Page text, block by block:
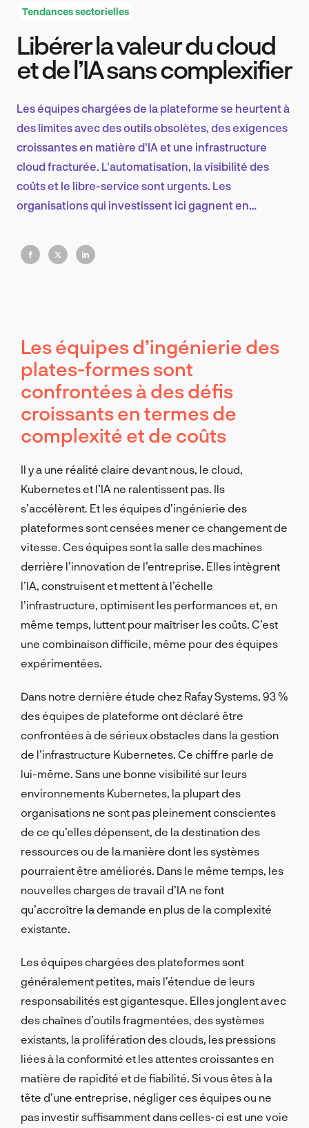
Recherche et conception produit
Tendances sectorielles
EN
Tendances sectorielles
Libérer la valeur du cloud
et de l’IA sans complexifier
Les équipes chargées de la plateforme se heurtent à
des limites avec des outils obsolètes, des exigences
croissantes en matière d'IA et une infrastructure
cloud fracturée. L'automatisation, la visibilité des
coûts et le libre-service sont urgents. Les
organisations qui investissent ici gagnent en
long terme.
Les équipes d’ingénierie des
plates-formes sont
confrontées à des défis
croissants en termes de
complexité et de coûts
Il y a une réalité claire devant nous, le cloud,
Kubernetes et l’IA ne ralentissent pas. Ils
s’accélèrent. Et les équipes d’ingénierie des
plateformes sont censées mener ce changement de
vitesse. Ces équipes sont la salle des machines
derrière l’innovation de l’entreprise. Elles intègrent
l’IA, construisent et mettent à l’échelle
l’infrastructure, optimisent les performances et, en
même temps, luttent pour maîtriser les coûts. C’est
une combinaison difficile, même pour des équipes
expérimentées.
Dans notre dernière étude chez Rafay Systems, 93 %
des équipes de plateforme ont déclaré être
confrontées à de sérieux obstacles dans la gestion
de l’infrastructure Kubernetes. Ce chiffre parle de
lui-même. Sans une bonne visibilité sur leurs
environnements Kubernetes, la plupart des
organisations ne sont pas pleinement conscientes
de ce qu’elles dépensent, de la destination des
ressources ou de la manière dont les systèmes
pourraient être améliorés. Dans le même temps, les
nouvelles charges de travail d’IA ne font
qu’accroître la demande en plus de la complexité
existante.
Les équipes chargées des plateformes sont
généralement petites, mais l’étendue de leurs
responsabilités est gigantesque. Elles jonglent avec
des chaînes d’outils fragmentées, des systèmes
existants, la prolifération des clouds, les pressions
liées à la conformité et les attentes croissantes en
matière de rapidité et de fiabilité. Si vous êtes à la
tête d’une entreprise, négliger ces équipes ou ne
pas investir suffisamment dans celles-ci est une voie